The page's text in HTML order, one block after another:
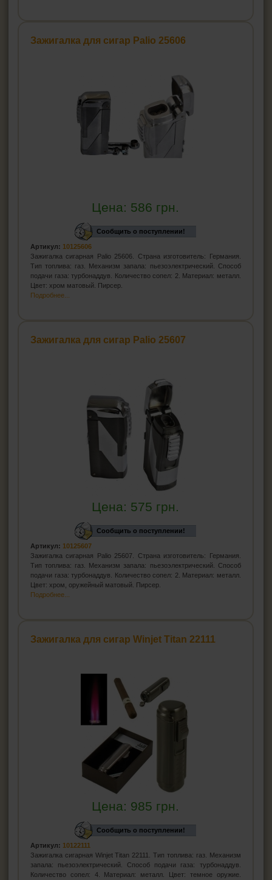
Зажигалка для сигар Palio 25606
Цена: 586 грн.
Сообщить о поступлении!
Артикул: 10125606
Зажигалка сигарная Palio 25606. Страна изготовитель: Германия.
Тип топлива: газ. Механизм запала: пьезоэлектрический. Способ
подачи газа: турбонаддув. Количество сопел: 2. Материал: металл.
Цвет: хром матовый. Пирсер.
Подробнее...
Зажигалка для сигар Palio 25607
Цена: 575 грн.
Сообщить о поступлении!
Артикул: 10125607
Зажигалка сигарная Palio 25607. Страна изготовитель: Германия.
Тип топлива: газ. Механизм запала: пьезоэлектрический. Способ
подачи газа: турбонаддув. Количество сопел: 2. Материал: металл.
Цвет: хром, оружейный матовый. Пирсер.
Подробнее...
Зажигалка для сигар Winjet Titan 22111
Цена: 985 грн.
Сообщить о поступлении!
Артикул: 10122111
Зажигалка сигарная Winjet Titan 22111. Тип топлива: газ. Механизм
запала: пьезоэлектрический. Способ подачи газа: турбонаддув.
Количество сопел: 4. Материал: металл. Цвет: темное оружие.